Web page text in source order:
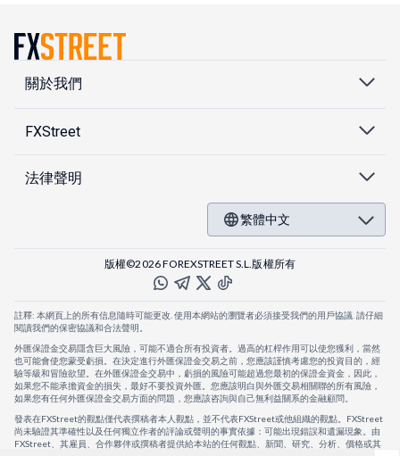
關於我們
FXStreet
法律聲明
繁體中文
版權©2026 FOREXSTREET S.L.版權所有
註釋: 本網頁上的所有信息隨時可能更改. 使用本網站的瀏覽者必須接受我們的用戶協議. 請仔細
閱讀我們的保密協議和合法聲明。
外匯保證金交易隱含巨大風險，可能不適合所有投資者。過高的杠桿作用可以使您獲利，當然
也可能會使您蒙受虧損。在決定進行外匯保證金交易之前，您應該謹慎考慮您的投資目的，經
驗等級和冒險欲望。在外匯保證金交易中，虧損的風險可能超過您最初的保證金資金，因此，
如果您不能承擔資金的損失，最好不要投資外匯。您應該明白與外匯交易相關聯的所有風險，
如果您有任何外匯保證金交易方面的問題，您應該咨詢與自己無利益關系的金融顧問。
發表在FXStreet的觀點僅代表撰稿者本人觀點，並不代表FXStreet或他組織的觀點。FXStreet
尚未驗證其準確性以及任何獨立作者的評論或聲明的事實依據：可能出現錯誤和遺漏現象。由
FXStreet、其雇員、合作夥伴或撰稿者提供給本站的任何觀點、新聞、研究、分析、價格或其